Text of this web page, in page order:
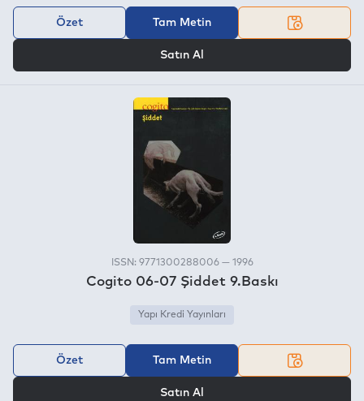
Özet Tam Metin
Satın Al
ISSN: 9771300288006 — 1996
Cogito 06-07 Şiddet 9.Baskı
Yapı Kredi Yayınları
Özet Tam Metin
Satın Al